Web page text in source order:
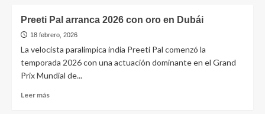
Preeti Pal arranca 2026 con oro en Dubái
18 febrero, 2026
La velocista paralímpica india Preeti Pal comenzó la
temporada 2026 con una actuación dominante en el Grand
Prix Mundial de...
Leer más